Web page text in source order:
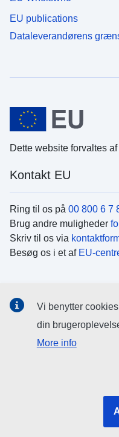
EU publications
Dataleverandørens
Dette website forvaltes af
Kontakt EU
Ring til os på 00 800 6 7
Brug andre muligheder
Skriv til os via
Besøg os i et af EU-
Søg efter EU's sider på
EU-institutioner og
Vi benytter
din
More info